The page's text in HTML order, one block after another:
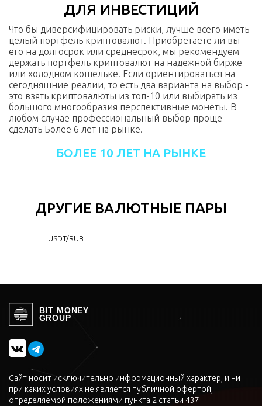
ДЛЯ ИНВЕСТИЦИЙ
Что бы диверсифицировать риски, лучше всего иметь
целый портфель криптовалют. Приобретаете ли вы
его на долгосрок или среднесрок, мы рекомендуем
держать портфель криптовалют на надежной бирже
или холодном кошельке. Если ориентироваться на
сегодняшние реалии, то есть два варианта на выбор -
это взять криптовалюты из топ-10 или выбирать из
большого многообразия перспективные монеты. В
любом случае профессиональный выбор проще
сделать Более 6 лет на рынке.
БОЛЕЕ 10 ЛЕТ НА РЫНКЕ
ДРУГИЕ ВАЛЮТНЫЕ ПАРЫ
USDT/RUB
BIT MONEY
GROUP
Сайт носит исключительно информационный характер, и ни
при каких условиях не является публичной офертой,
определяемой положениями пункта 2 статьи 437